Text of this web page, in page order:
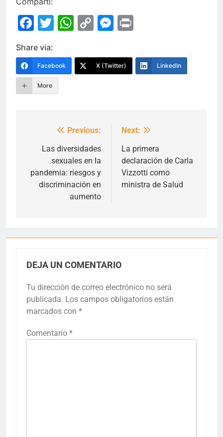
Facebook
Twitter
WhatsApp
CopyMessenger
Share via:
Facebook X (Twitter) LinkedIn
More
Navegación
entradas
Previous:
Las diversidades
sexuales en la
pandemia: riesgos y
discriminación en
aumento
Next:
La primera
declaración de Carla
Vizzotti como
ministra de Salud
DEJA UN COMENTARIO
Tu dirección de correo electrónico no será
publicada. Los campos obligatorios están
marcados con *
Comentario *